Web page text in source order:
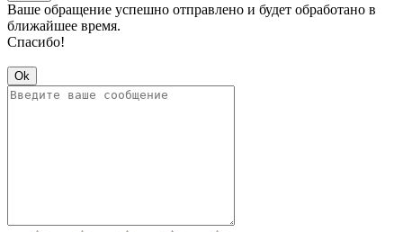
Ваше обращение успешно отправлено и будет обработано в
ближайшее время.
Спасибо!
Ok